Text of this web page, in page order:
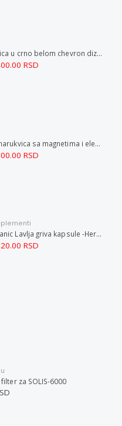
Flexi narukvica u crno belom chevron dizajnu M
RSD
Nežna flexi narukvica sa magnetima i elementima u boji zlata i bakrom M
RSD
Set 1+1 Organic Lavlja griva kapsule -Hericium ekstrakt 60
RSD
filter za SOLIS-6000